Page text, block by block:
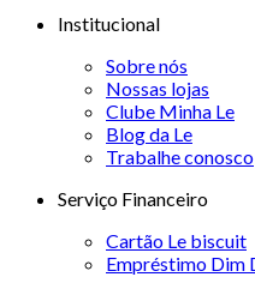
Institucional
Sobre nós
Nossas lojas
Clube Minha Le
Blog da Le
Trabalhe conosco
Serviço Financeiro
Cartão Le biscuit
Empréstimo Dim